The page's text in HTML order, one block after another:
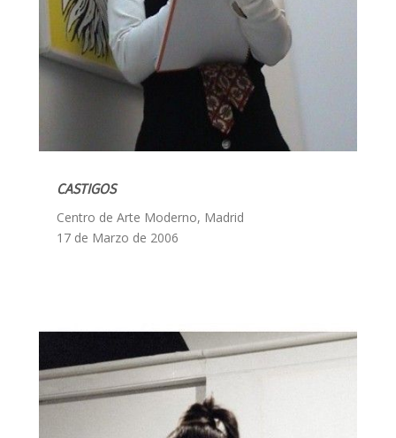
CASTIGOS
Centro de Arte Moderno, Madrid
17 de Marzo de 2006